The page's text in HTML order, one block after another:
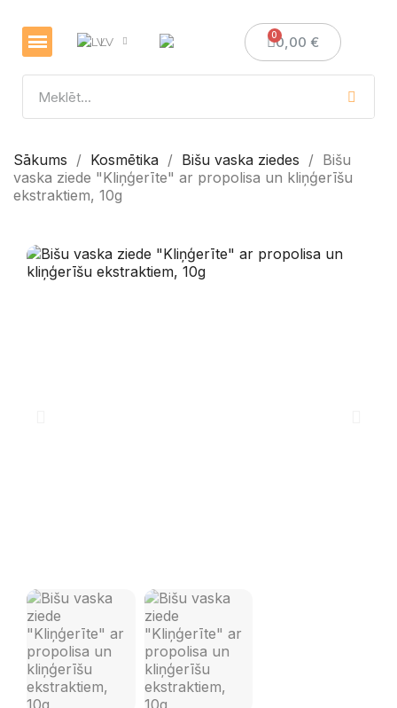
LV 0,00 €
Sākums Kosmētika Bišu vaska ziedes
Bišu
vaska ziede "Kliņģerīte" ar propolisa un kliņģerīšu
ekstraktiem, 10g